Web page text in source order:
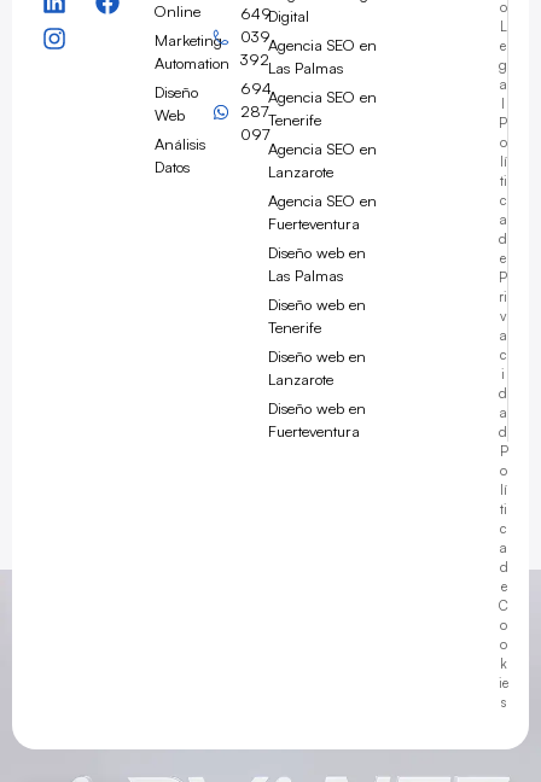
Digital
Agencia SEO en
Las Palmas
Agencia SEO en
Tenerife
Agencia SEO en
Lanzarote
Agencia SEO en
Fuerteventura
Diseño web en
Las Palmas
Diseño web en
Tenerife
Diseño web en
Lanzarote
Diseño web en
Fuerteventura
Online
Marketing
Automation
Diseño
Web
Análisis
Datos
649
039
392
694
287
097
o
L
e
g
a
P
o
lí
ti
c
a
d
e
P
ri
v
a
c
i
d
a
d
P
o
lí
ti
c
a
d
e
C
o
o
k
ie
s